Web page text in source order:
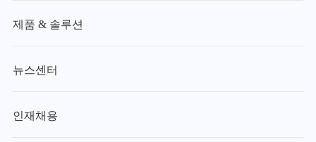
제품 & 솔루션
뉴스센터
인재채용